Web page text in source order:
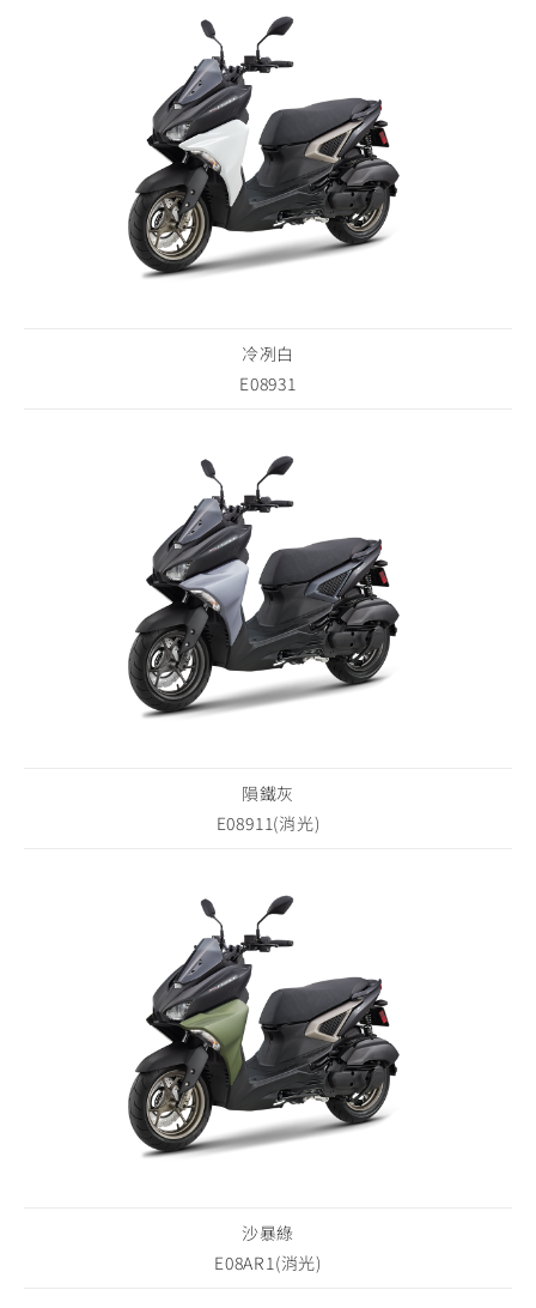
冷冽白
E08931
隕鐵灰
E08911(消光)
沙暴綠
E08AR1(消光)